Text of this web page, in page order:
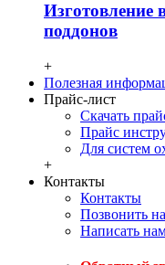
Изготовление
поддонов
+
Полезная
Прайс-лист
Скачать
Прайс
Для систем
+
Контакты
Контакты
Позвонить
Написать